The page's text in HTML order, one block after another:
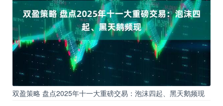
双盈策略 盘点2025年十一大重磅交易：泡沫四起、黑天鹅频现